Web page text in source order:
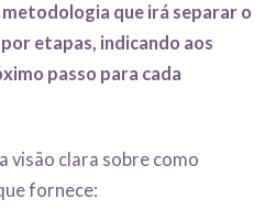
metodologia que irá separar o
etapas, indicando aos
passo para cada
visão clara sobre como
fornece: